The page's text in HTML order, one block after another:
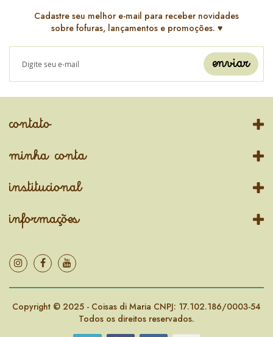
Cadastre seu melhor e-mail para receber novidades
sobre fofuras, lançamentos e promoções. ♥️
enviar
contato
minha conta
institucional
informações
Copyright © 2025 - Coisas di Maria CNPJ: 17.102.186/0003-54
Todos os direitos reservados.